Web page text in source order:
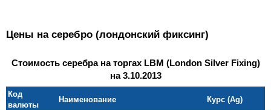
Цены на серебро (лондонский фиксинг)
Стоимость серебра на торгах LBM (London Silver Fixing)
на 3.10.2013
Код
валюты
Наименование Курс (Ag)